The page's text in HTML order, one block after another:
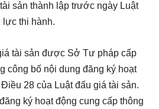
sản thành lập trước ngày Luật
lực thi hành.
tài sản được Sở Tư pháp cấp
công bố nội dung đăng ký hoạt
Điều 28 của Luật đấu giá tài sản.
ký hoạt động cung cấp thông